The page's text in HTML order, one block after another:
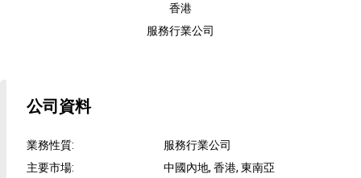
香港
服務行業公司
公司資料
業務性質:
服務行業公司
主要市場:
中國內地, 香港, 東南亞